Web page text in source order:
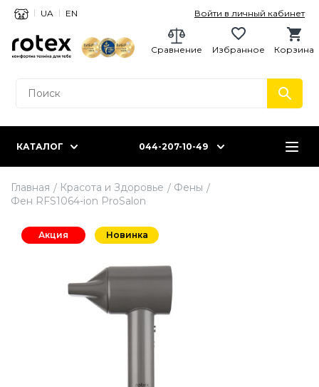
UA EN Войти в личный кабинет
Корзина
Избранное
Сравнение
КАТАЛОГ 044-207-10-49
Главная Красота и Здоровье
Фены
Фен RFS1064-ion ProSalon
Акция Новинка